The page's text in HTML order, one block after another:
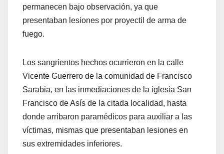
permanecen bajo observación, ya que
presentaban lesiones por proyectil de arma de
fuego.
Los sangrientos hechos ocurrieron en la calle
Vicente Guerrero de la comunidad de Francisco
Sarabia, en las inmediaciones de la iglesia San
Francisco de Asís de la citada localidad, hasta
donde arribaron paramédicos para auxiliar a las
víctimas, mismas que presentaban lesiones en
sus extremidades inferiores.